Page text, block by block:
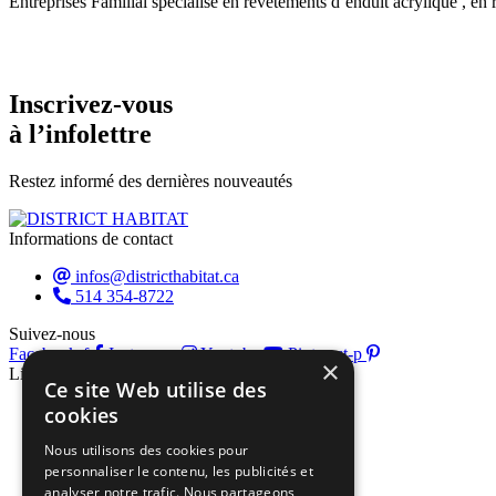
Inscrivez-vous
à l’infolettre
Restez informé des dernières nouveautés
Informations de contact
infos@districthabitat.ca
514 354-8722
Suivez-nous
Facebook-f
Instagram Youtube
Pinterest-p
Liens rapides
À propos
Programmation
Blogue
×
Ce site Web utilise des
cookies
Nous utilisons des cookies pour
personnaliser le contenu, les publicités et
analyser notre trafic. Nous partageons